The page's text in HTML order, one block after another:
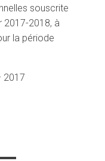
souscrite
2017-2018, à
la période
2017